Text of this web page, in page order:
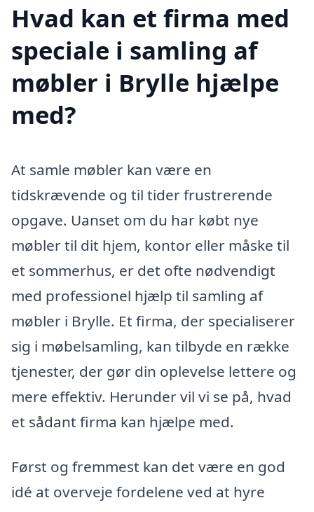
Hvad kan et firma med
speciale i samling af
møbler i Brylle hjælpe
med?
At samle møbler kan være en
tidskrævende og til tider frustrerende
opgave. Uanset om du har købt nye
møbler til dit hjem, kontor eller måske til
et sommerhus, er det ofte nødvendigt
med professionel hjælp til samling af
møbler i Brylle. Et firma, der specialiserer
sig i møbelsamling, kan tilbyde en række
tjenester, der gør din oplevelse lettere og
mere effektiv. Herunder vil vi se på, hvad
et sådant firma kan hjælpe med.
Først og fremmest kan det være en god
idé at overveje fordelene ved at hyre